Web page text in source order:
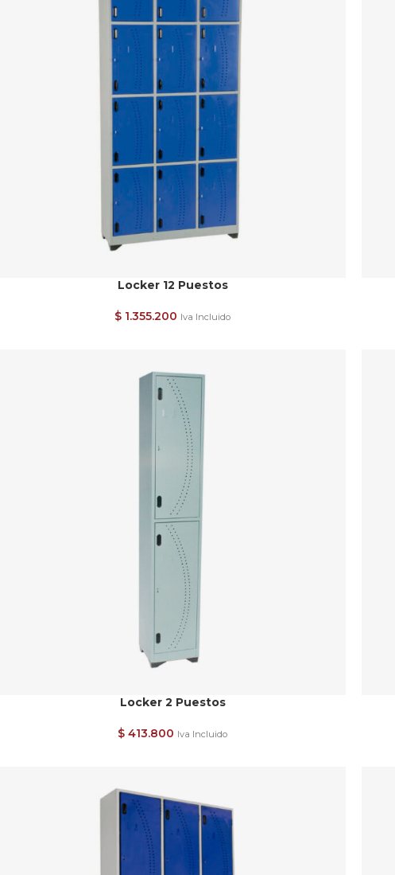
Locker 12 Puestos
$ 1.355.200 Iva Incluido
Locker 2 Puestos
$ 413.800 Iva Incluido